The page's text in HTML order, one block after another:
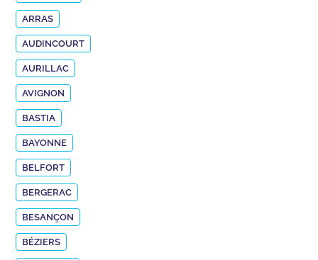
ARRAS
AUDINCOURT
AURILLAC
AVIGNON
BASTIA
BAYONNE
BELFORT
BERGERAC
BESANÇON
BÉZIERS